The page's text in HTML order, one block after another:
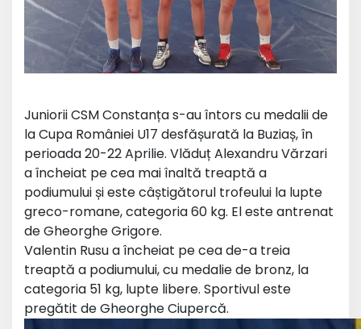
Juniorii CSM Constanța s-au întors cu medalii de
la Cupa României U17 desfășurată la Buziaș, în
perioada 20-22 Aprilie. Vlăduț Alexandru Vărzari
a încheiat pe cea mai înaltă treaptă a
podiumului și este câștigătorul trofeului la lupte
greco-romane, categoria 60 kg. El este antrenat
de Gheorghe Grigore.
Valentin Rusu a încheiat pe cea de-a treia
treaptă a podiumului, cu medalie de bronz, la
categoria 51 kg, lupte libere. Sportivul este
pregătit de Gheorghe Ciupercă.